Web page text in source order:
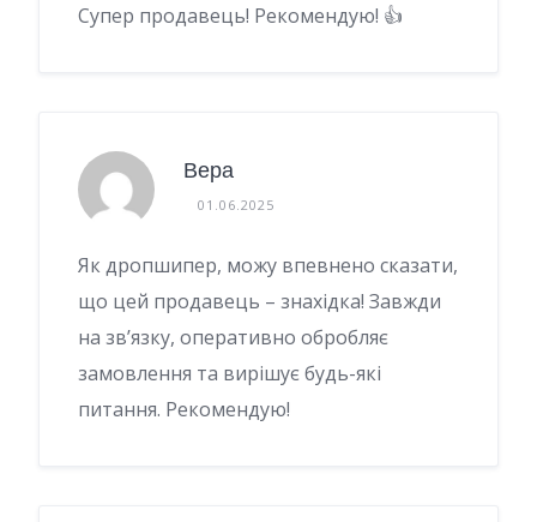
Супер продавець! Рекомендую! 👍
Вера
01.06.2025
Як дропшипер, можу впевнено сказати,
що цей продавець – знахідка! Завжди
на зв’язку, оперативно обробляє
замовлення та вирішує будь-які
питання. Рекомендую!